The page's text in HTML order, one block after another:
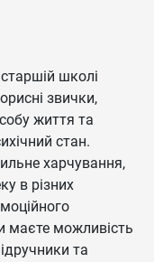
школі
звички,
життя та
стан.
харчування,
в різних
маєте можливість
та